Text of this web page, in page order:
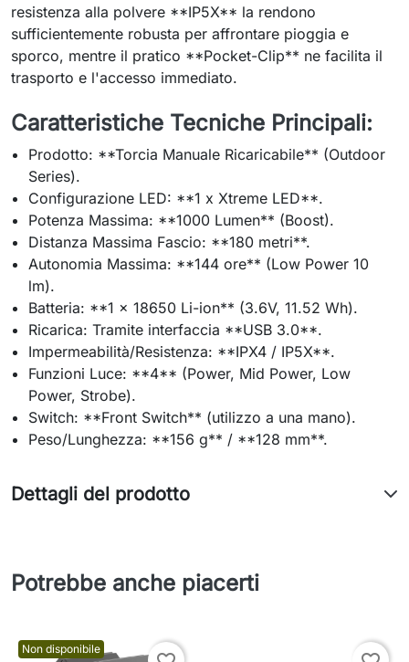
resistenza alla polvere **IP5X** la rendono
sufficientemente robusta per affrontare pioggia e
sporco, mentre il pratico **Pocket-Clip** ne facilita il
trasporto e l'accesso immediato.
Caratteristiche Tecniche Principali:
Prodotto: **Torcia Manuale Ricaricabile** (Outdoor
Series).
Configurazione LED: **1 x Xtreme LED**.
Potenza Massima: **1000 Lumen** (Boost).
Distanza Massima Fascio: **180 metri**.
Autonomia Massima: **144 ore** (Low Power 10
lm).
Batteria: **1 x 18650 Li-ion** (3.6V, 11.52 Wh).
Ricarica: Tramite interfaccia **USB 3.0**.
Impermeabilità/Resistenza: **IPX4 / IP5X**.
Funzioni Luce: **4** (Power, Mid Power, Low
Power, Strobe).
Switch: **Front Switch** (utilizzo a una mano).
Peso/Lunghezza: **156 g** / **128 mm**.
Dettagli del prodotto
Potrebbe anche piacerti
Non disponibile